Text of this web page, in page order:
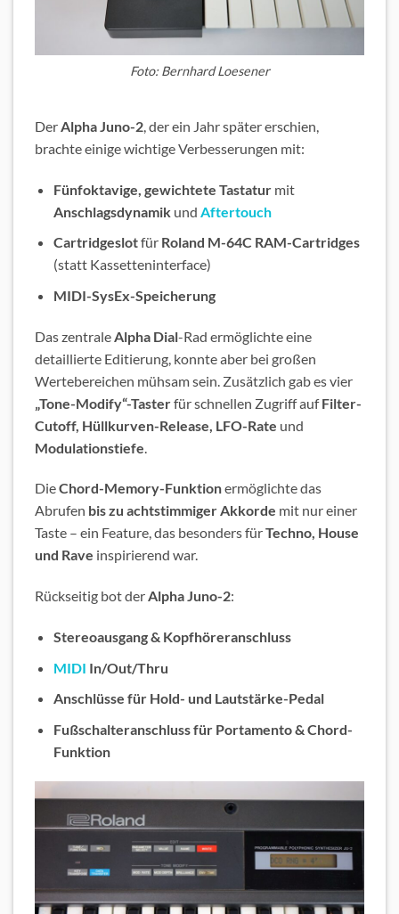
Foto: Bernhard Loesener
DerAlpha Juno-2, der ein Jahr später erschien,
brachte einige wichtige Verbesserungen mit:
Fünfoktavige, gewichtete Tastaturmit
Anschlagsdynamikund Aftertouch
Cartridgeslotfür Roland M-64C RAM-Cartridges
(statt Kassetteninterface)
MIDI-SysEx-Speicherung
Das zentrale Alpha Dial-Rad ermöglichte eine
detaillierte Editierung, konnte aber bei großen
Wertebereichen mühsam sein. Zusätzlich gab es vier
„Tone-Modify“-Tasterfür schnellen Zugriff aufFilter-
Cutoff, Hüllkurven-Release, LFO-Rate und
Modulationstiefe
DieChord-Memory-Funktionermöglichte das
Abrufen bis zu achtstimmiger Akkorde mit nur einer
Taste – ein Feature, das besonders fürTechno, House
und Rave inspirierend war.
Rückseitig bot derAlpha Juno-2:
Stereoausgang & Kopfhöreranschluss
MIDI In/Out/Thru
Anschlüsse für Hold- und Lautstärke-Pedal
Fußschalteranschluss für Portamento & Chord-
Funktion